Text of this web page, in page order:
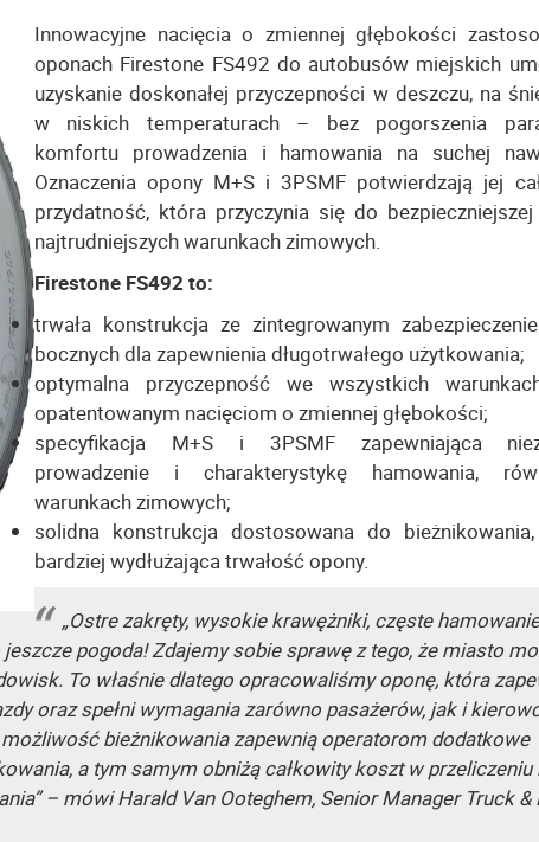
Innowacyjne nacięcia o zmiennej głębokości
oponach Firestone FS492 do autobusów miejskich
uzyskanie doskonałej przyczepności w deszczu, na
w niskich temperaturach – bez pogorszenia
komfortu prowadzenia i hamowania na suchej
Oznaczenia opony M+S i 3PSMF potwierdzają jej
przydatność, która przyczynia się do
najtrudniejszych warunkach zimowych.
Firestone FS492 to:
trwała konstrukcja ze zintegrowanym
bocznych dla zapewnienia długotrwałego użytkowania;
optymalna przyczepność we wszystkich
opatentowanym nacięciom o zmiennej głębokości;
specyfikacja M+S i 3PSMF zapewniająca
prowadzenie i charakterystykę hamowania,
warunkach zimowych;
solidna konstrukcja dostosowana do
bardziej wydłużająca trwałość opony.
„Ostre zakręty, wysokie krawężniki, częste
pogoda! Zdajemy sobie sprawę z tego, że miasto
To właśnie dlatego opracowaliśmy oponę, która
oraz spełni wymagania zarówno pasażerów, jak i
bieżnikowania zapewnią operatorom dodatkowe
a tym samym obniżą całkowity koszt w przeliczeniu
– mówi Harald Van Ooteghem, Senior Manager Truck &